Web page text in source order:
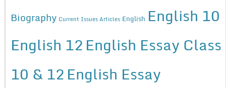
Biography Current Issues Articles English English 10
English 12English Essay Class
10 & 12English Essay